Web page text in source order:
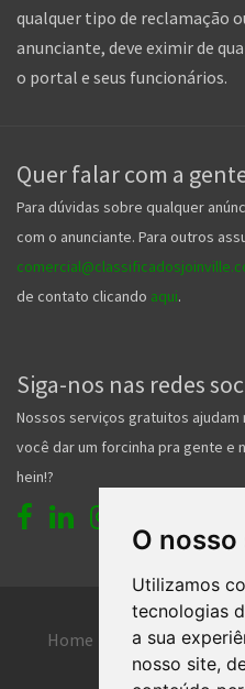
O
Utilizamos
tecnologias
a sua
nosso site,
qualquer tipo de reclamação
anunciante, deve eximir de
o portal e seus funcionários.
Quer falar com a
Para dúvidas sobre qualquer
com o anunciante. Para outros
de contato clicando aqui.
Siga-nos nas redes
Nossos serviços gratuitos
você dar um forcinha pra gente e
hein!?
Home Entrar